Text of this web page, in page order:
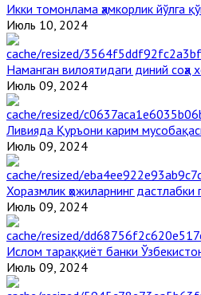
Икки томонлама ҳамкорлик йўлга
Июль 10, 2024
Наманган вилоятидаги диний
Июль 09, 2024
Ливияда Қуръони карим
Июль 09, 2024
Хоразмлик ҳожиларнинг дастлабки
Июль 09, 2024
Ислом тараққиёт банки
Июль 09, 2024